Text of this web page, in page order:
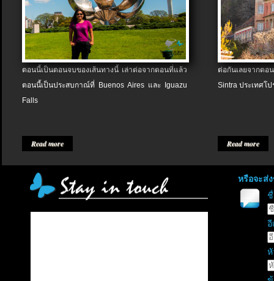
ตอนนี้เป็นตอนจบของเส้นทางนี้ เล่าต่อจากตอนที่แล้ว
ตอนนี้เป็นประสบกาณ์ที่ Buenos Aires และ Iguazu
Falls
Read more
ต่อกันเลยจากต
Sintra ประเทศโป
Read more
หรือจะส่
อี
หั